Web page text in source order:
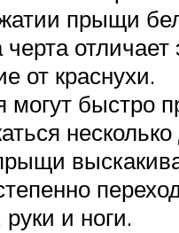
прыщи
отличает
от краснухи.
быстро
и ноги.